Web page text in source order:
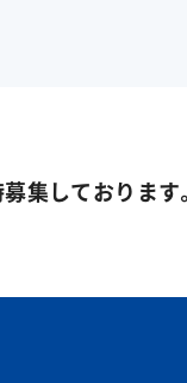
集しております。